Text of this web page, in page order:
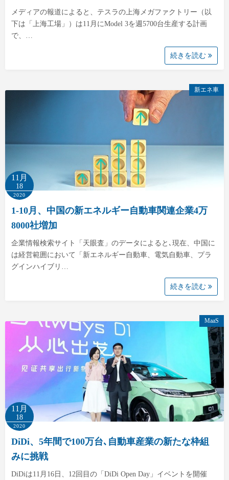
メディアの報道によると、テスラの上海メガファクトリー（以
下は「上海工場」）は11月にModel 3を週5700台生産する計画
で、…
続きを読む
新エネ車
11月
18
2020
1-10月、中国の新エネルギー自動車関連企業4万
8000社増加
企業情報検索サイト「天眼査」のデータによると､現在、中国に
は経営範囲において「新エネルギー自動車、電気自動車、プラ
グインハイブリ…
続きを読む
MaaS
11月
18
2020
DiDi、5年間で100万台､自動車産業の新たな枠組
みに挑戦
DiDiは11月16日、12回目の「DiDi Open Day」イベントを開催